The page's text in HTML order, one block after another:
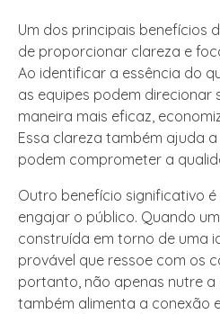
Um dos principais benefícios
de proporcionar clareza e
Ao identificar a essência do
as equipes podem direcionar
maneira mais eficaz,
Essa clareza também ajuda
podem comprometer a
Outro benefício significativo
engajar o público. Quando
construída em torno de uma
provável que ressoe com os
portanto, não apenas nutre a
também alimenta a conexão